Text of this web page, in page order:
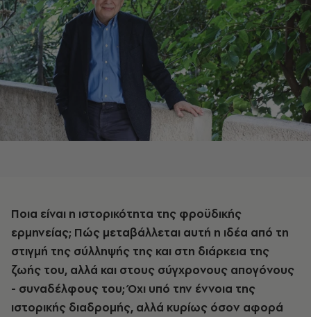
Ποια είναι η ιστορικότητα της φροϋδικής
ερμηνείας; Πώς μεταβάλλεται αυτή η ιδέα από τη
στιγμή της σύλληψής της και στη διάρκεια της
ζωής του, αλλά και στους σύγχρονους απογόνους
- συναδέλφους του; Όχι υπό την έννοια της
ιστορικής διαδρομής, αλλά κυρίως όσον αφορά